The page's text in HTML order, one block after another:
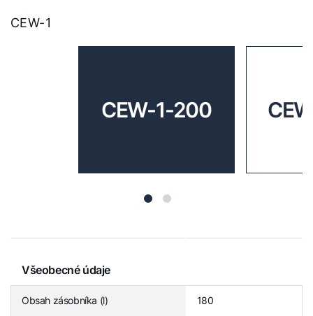
CEW-1
CEW-1-200
Všeobecné údaje
Obsah zásobníka (l) 180